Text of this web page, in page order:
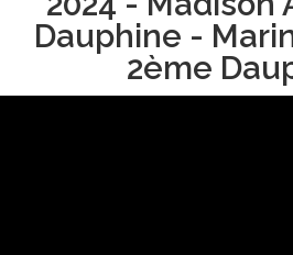
Dauphine -
2ème